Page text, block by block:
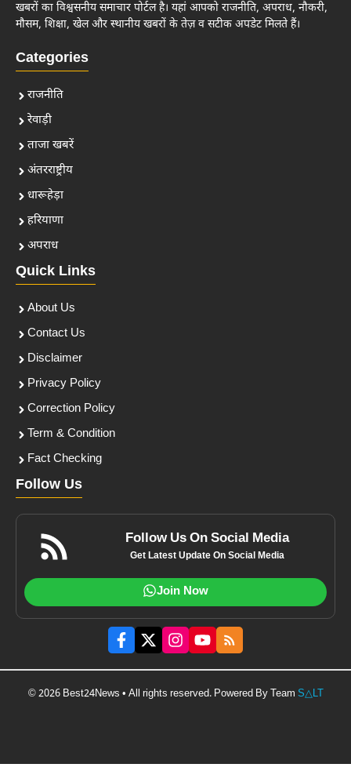
खबरों का विश्वसनीय समाचार पोर्टल है। यहां आपको राजनीति, अपराध, नौकरी,
मौसम, शिक्षा, खेल और स्थानीय खबरों के तेज़ व सटीक अपडेट मिलते हैं।
Categories
राजनीति
रेवाड़ी
ताजा खबरें
अंतरराष्ट्रीय
धारूहेड़ा
हरियाणा
अपराध
Quick Links
About Us
Contact Us
Disclaimer
Privacy Policy
Correction Policy
Term & Condition
Fact Checking
Follow Us
Follow Us On Social Media
Get Latest Update On Social Media
Join Now
© 2026 Best24News • All rights reserved. Powered By Team S△LT